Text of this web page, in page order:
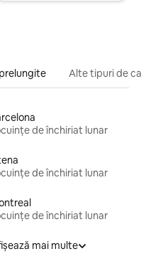
Alte tipuri de
de închiriat lunar
de închiriat lunar
de închiriat lunar
mai multe